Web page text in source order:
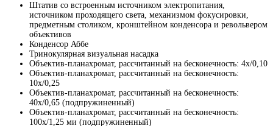
Штатив со встроенным источником электропитания,
источником проходящего света, механизмом фокусировки,
предметным столиком, кронштейном конденсора и револьвером
объективов
Конденсор Аббе
Тринокулярная визуальная насадка
Объектив-планахромат, рассчитанный на бесконечность: 4x/0,10
Объектив-планахромат, рассчитанный на бесконечность:
10x/0,25
Объектив-планахромат, рассчитанный на бесконечность:
40x/0,65 (подпружиненный)
Объектив-планахромат, рассчитанный на бесконечность:
100x/1,25 ми (подпружиненный)